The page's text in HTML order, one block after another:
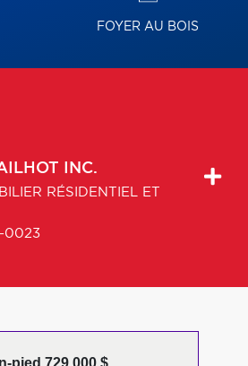
FOYER AU BOIS
INC.
RÉSIDENTIEL ET
0023
pied 729 000 $